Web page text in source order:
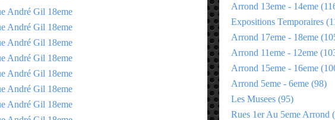
Arrond 13eme - 14eme
Expositions Temporaires
Arrond 17eme - 18eme
Arrond 11eme - 12eme
Arrond 15eme - 16eme
Arrond 5eme - 6eme (98)
Les Musees (95)
Rues 1er Au 5eme Arrond